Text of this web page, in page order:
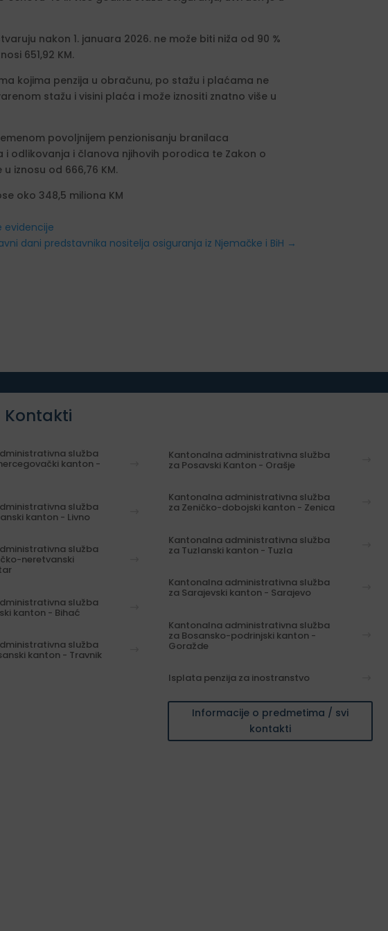
nakon 1. januara 2026. ne može biti niža od 90 %
651,92 KM.
kojima penzija u obračunu, po stažu i plaćama ne
stažu i visini plaća i može iznositi znatno više u
povoljnijem penzionisanju branilaca
i članova njihovih porodica te Zakon o
iznosu od 666,76 KM.
oko 348,5 miliona KM
evidencije
dani predstavnika nositelja osiguranja iz Njemačke i BiH →
Kontakti
služba
kanton -
služba
kanton - Livno
služba
neretvanski
služba
kanton - Bihać
služba
kanton - Travnik
Kantonalna administrativna služba
za Posavski Kanton - Orašje
Kantonalna administrativna služba
za Zeničko-dobojski kanton - Zenica
Kantonalna administrativna služba
za Tuzlanski kanton - Tuzla
Kantonalna administrativna služba
za Sarajevski kanton - Sarajevo
Kantonalna administrativna služba
za Bosansko-podrinjski kanton -
Goražde
Isplata penzija za inostranstvo
Informacije o predmetima / svi
kontakti